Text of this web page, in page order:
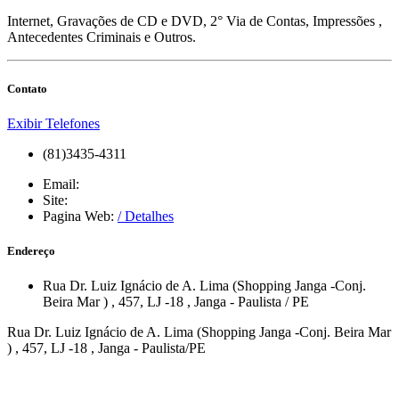
Internet, Gravações de CD e DVD, 2° Via de Contas, Impressões ,
Antecedentes Criminais e Outros.
Contato
Exibir Telefones
(81)3435-4311
Email:
Site:
Pagina Web: / Detalhes
Endereço
Rua Dr. Luiz Ignácio de A. Lima (Shopping Janga -Conj.
Beira Mar ) , 457, LJ -18 , Janga - Paulista /PE
Rua Dr. Luiz Ignácio de A. Lima (Shopping Janga -Conj. Beira Mar
) , 457, LJ -18 , Janga - Paulista/PE